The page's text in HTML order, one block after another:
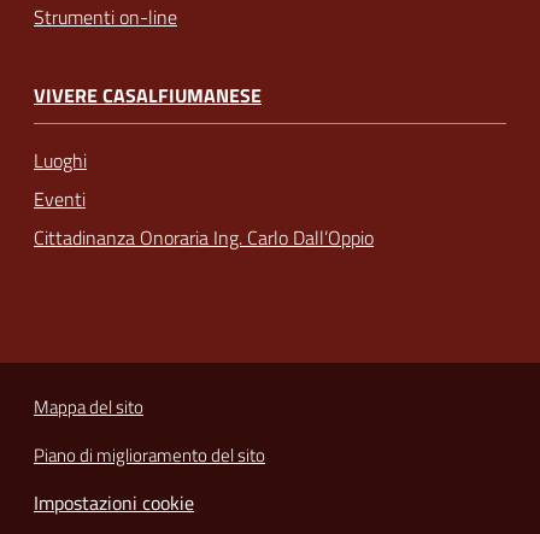
Strumenti on-line
VIVERE CASALFIUMANESE
Luoghi
Eventi
Cittadinanza Onoraria Ing. Carlo Dall’Oppio
Mappa del sito
Piano di miglioramento del sito
Impostazioni cookie